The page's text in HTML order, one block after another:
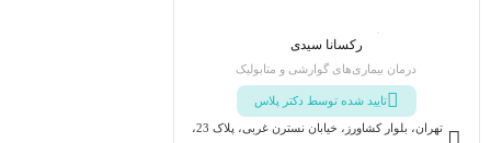
رکسانا سیدی
درمان بیماری‌های گوارشی و متابولیک
تایید شده توسط دکتر پلاس
تهران، بلوار کشاورز، خیابان نسترن غربی، پلاک 23،